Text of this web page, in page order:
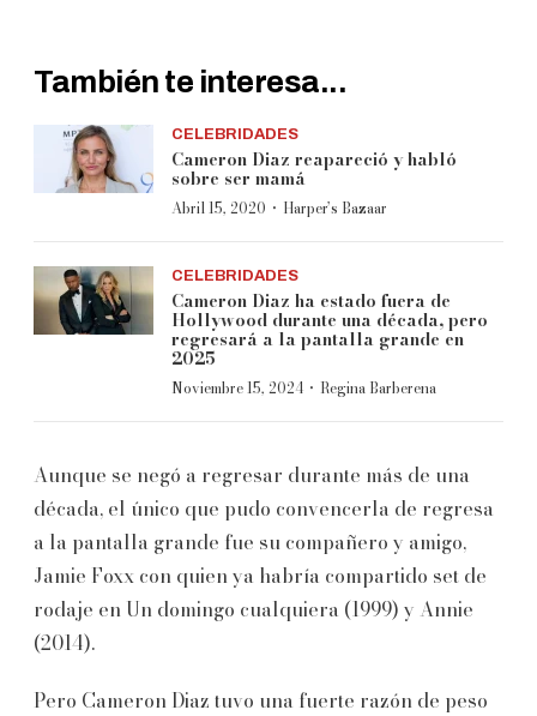
También te interesa...
CELEBRIDADES
Cameron Diaz reapareció y habló
sobre ser mamá
Abril 15, 2020 · Harper’s Bazaar
CELEBRIDADES
Cameron Diaz ha estado fuera de
Hollywood durante una década, pero
regresará a la pantalla grande en
2025
Noviembre 15, 2024 · Regina Barberena
Aunque se negó a regresar durante más de una
década, el único que pudo convencerla de regresa
a la pantalla grande fue su compañero y amigo,
Jamie Foxx con quien ya habría compartido set de
rodaje en Un domingo cualquiera (1999) y Annie
(2014).
Pero Cameron Diaz tuvo una fuerte razón de peso